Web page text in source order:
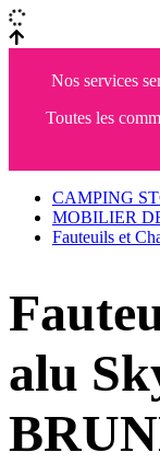
Nos services
Toutes les
CAMPING
MOBILIER
Fauteuils et
alu